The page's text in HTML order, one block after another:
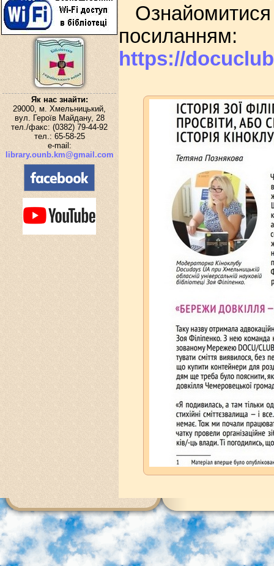
Як нас знайти:
29000, м. Хмельницький,
вул. Героїв Майдану, 28
тел./факс: (0382) 79-44-92
тел.: 65-58-25
e-mail:
library.ounb.km@gmail.com
Ознайомитися
посиланням:
https://